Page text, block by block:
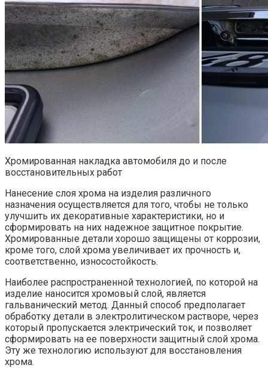
Хромированная накладка автомобиля до и после
восстановительных работ
Нанесение слоя хрома на изделия различного
назначения осуществляется для того, чтобы не только
улучшить их декоративные характеристики, но и
сформировать на них надежное защитное покрытие.
Хромированные детали хорошо защищены от коррозии,
кроме того, слой хрома увеличивает их прочность и,
соответственно, износостойкость.
Наиболее распространенной технологией, по которой на
изделие наносится хромовый слой, является
гальванический метод. Данный способ предполагает
обработку детали в электролитическом растворе, через
который пропускается электрический ток, и позволяет
сформировать на ее поверхности защитный слой хрома.
Эту же технологию используют для восстановления
хрома.